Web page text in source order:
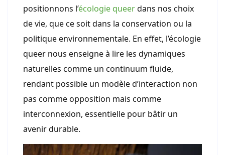
positionnons l’écologie queerdans nos choix
de vie, que ce soit dans la conservation ou la
politique environnementale. En effet, l’écologie
queer nous enseigne à lire les dynamiques
naturelles comme un continuum fluide,
rendant possible un modèle d’interaction non
pas comme opposition mais comme
interconnexion, essentielle pour bâtir un
avenir durable.